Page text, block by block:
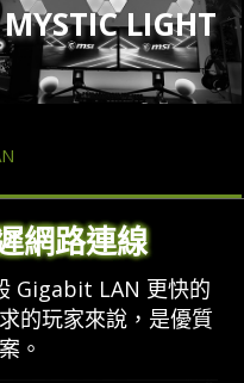
MYSTIC LIGHT
網路連線
Gigabit LAN 更快的
的玩家來說，是優質
。